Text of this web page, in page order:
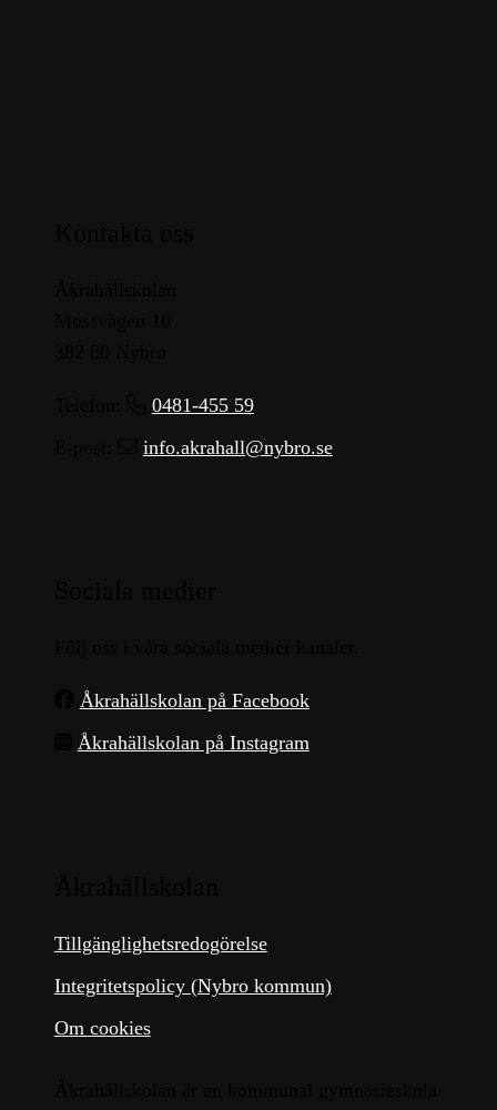
0481-455 59
info.akrahall@nybro.se
Åkrahällskolan på Facebook
Åkrahällskolan på Instagram
Tillgänglighetsredogörelse
Integritetspolicy (Nybro kommun)
Om cookies